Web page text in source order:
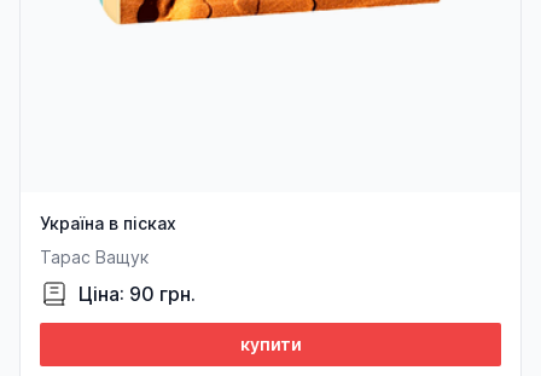
Україна в пісках
Тарас Ващук
Ціна: 90 грн.
купити